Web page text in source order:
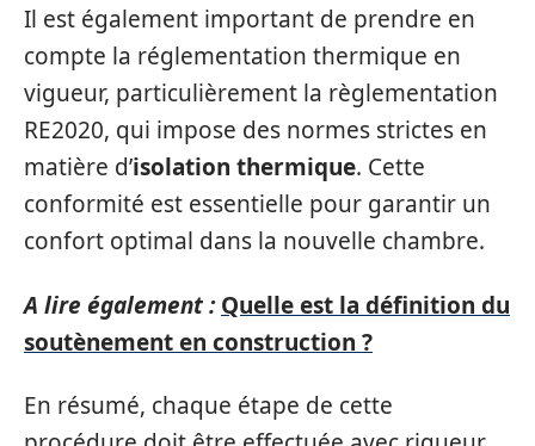
Il est également important de prendre en
compte la réglementation thermique en
vigueur, particulièrement la règlementation
RE2020, qui impose des normes strictes en
matière d’isolation thermique. Cette
conformité est essentielle pour garantir un
confort optimal dans la nouvelle chambre.
A lire également : Quelle est la définition du
soutènement en construction ?
En résumé, chaque étape de cette